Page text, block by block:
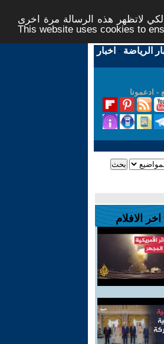
لاتظهر هذه الرسالة مرة اخرى -
This website uses cookies to
الرياضة - اخبار
- ادعمونا
اخر الافلام